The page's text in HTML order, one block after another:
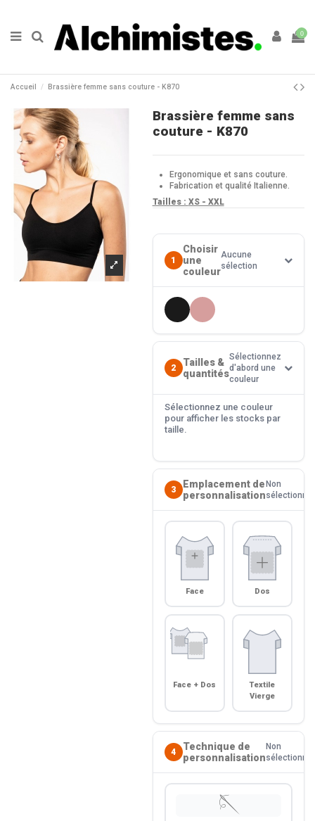
0
Accueil Brassière femme sans couture - K870
Brassière femme sans
couture - K870
Ergonomique et sans couture.
Fabrication et qualité Italienne.
Tailles : XS - XXL
1
Choisir
une
couleur
Aucune
sélection
2
Tailles &
quantités
Sélectionnez
d'abord une
couleur
Sélectionnez une couleur
pour afficher les stocks par
taille.
3
Emplacement de
personnalisation
Non
sélectionné
Face Dos
Face + Dos
Textile
Vierge
4
Technique de
personnalisation
Non
sélectionné
🪡